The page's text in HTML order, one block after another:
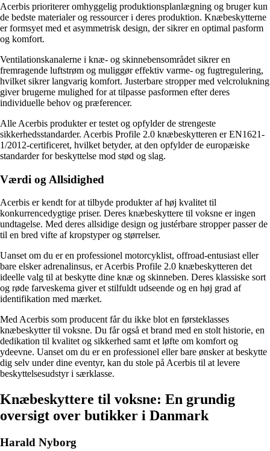
Acerbis prioriterer omhyggelig produktionsplanlægning og bruger kun
de bedste materialer og ressourcer i deres produktion. Knæbeskytterne
er formsyet med et asymmetrisk design, der sikrer en optimal pasform
og komfort.
Ventilationskanalerne i knæ- og skinnebensområdet sikrer en
fremragende luftstrøm og muliggør effektiv varme- og fugtregulering,
hvilket sikrer langvarig komfort. Justerbare stropper med velcrolukning
giver brugerne mulighed for at tilpasse pasformen efter deres
individuelle behov og præferencer.
Alle Acerbis produkter er testet og opfylder de strengeste
sikkerhedsstandarder. Acerbis Profile 2.0 knæbeskytteren er EN1621-
1/2012-certificeret, hvilket betyder, at den opfylder de europæiske
standarder for beskyttelse mod stød og slag.
Værdi og Allsidighed
Acerbis er kendt for at tilbyde produkter af høj kvalitet til
konkurrencedygtige priser. Deres knæbeskyttere til voksne er ingen
undtagelse. Med deres allsidige design og justérbare stropper passer de
til en bred vifte af kropstyper og størrelser.
Uanset om du er en professionel motorcyklist, offroad-entusiast eller
bare elsker adrenalinsus, er Acerbis Profile 2.0 knæbeskytteren det
ideelle valg til at beskytte dine knæ og skinneben. Deres klassiske sort
og røde farveskema giver et stilfuldt udseende og en høj grad af
identifikation med mærket.
Med Acerbis som producent får du ikke blot en førsteklasses
knæbeskytter til voksne. Du får også et brand med en stolt historie, en
dedikation til kvalitet og sikkerhed samt et løfte om komfort og
ydeevne. Uanset om du er en professionel eller bare ønsker at beskytte
dig selv under dine eventyr, kan du stole på Acerbis til at levere
beskyttelsesudstyr i særklasse.
Knæbeskyttere til voksne: En grundig
oversigt over butikker i Danmark
Harald Nyborg